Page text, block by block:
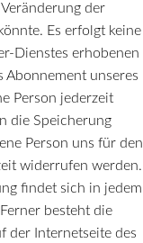
der
Es erfolgt keine
Dienstes erhobenen
Abonnement unseres
Person jederzeit
die Speicherung
Person uns für den
widerrufen werden.
findet sich in jedem
besteht die
der Internetseite des